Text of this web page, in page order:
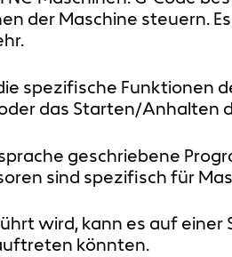
der Maschine steuern.
spezifische Funktionen
das Starten/Anhalten
geschriebene
sind spezifisch für
wird, kann es auf
könnten.